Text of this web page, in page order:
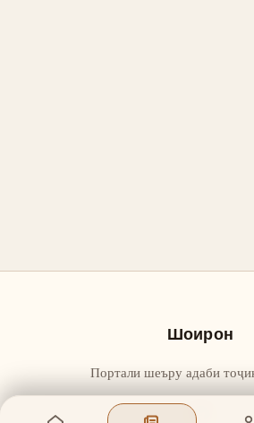
Шоирон
Портали шеъру адаби